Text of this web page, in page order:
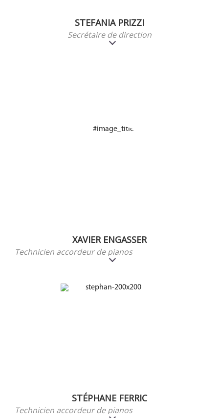
STEFANIA PRIZZI
Secrétaire de direction
XAVIER ENGASSER
Technicien accordeur de pianos
STÉPHANE FERRIC
Technicien accordeur de pianos